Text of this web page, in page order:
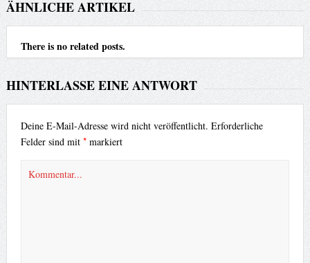
ÄHNLICHE ARTIKEL
There is no related posts.
HINTERLASSE EINE ANTWORT
Deine E-Mail-Adresse wird nicht veröffentlicht. Erforderliche
Felder sind mit *markiert